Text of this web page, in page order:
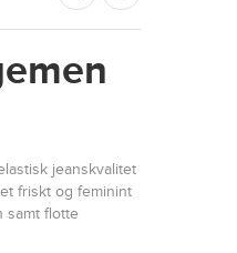
jeanskvalitet
friskt og feminint
samt flotte